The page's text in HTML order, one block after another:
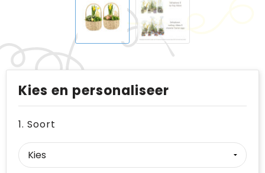
Kies en personaliseer
1. Soort